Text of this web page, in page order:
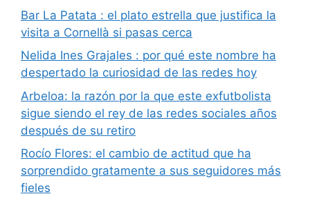
Bar La Patata : el plato estrella que justifica la
visita a Cornellà si pasas cerca
Nelida Ines Grajales : por qué este nombre ha
despertado la curiosidad de las redes hoy
Arbeloa: la razón por la que este exfutbolista
sigue siendo el rey de las redes sociales años
después de su retiro
Rocío Flores: el cambio de actitud que ha
sorprendido gratamente a sus seguidores más
fieles